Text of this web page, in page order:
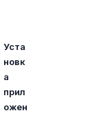
Уста
новк
а
прил
ожен